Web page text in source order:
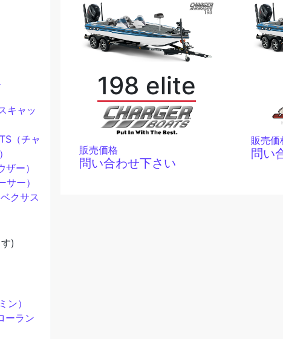
キャッ
（チャ
ー）
サー）
クサス
)
ン）
ーラン
198 elite
販売価格
問い合わせ下さい
販売価
問い